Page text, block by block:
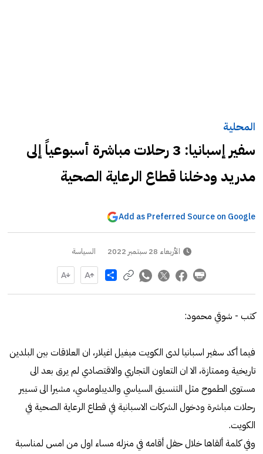
المحلية
سفير إسبانيا: 3 رحلات مباشرة أسبوعياً إلى
مدريد ودخلنا قطاع الرعاية الصحية
Add as Preferred Source on Google
الأربعاء 28 سبتمبر 2022 السياسة
Share
كتب - شوقي محمود:
فيما أكد سفير اسبانيا لدى الكويت ميغيل اغيلار، ان العلاقات بين البلدين
تاريخية وممتازة، الا ان التعاون التجاري والاقتصادي لم يرق بعد الى
مستوى الطموح مثل التنسيق السياسي والديبلوماسي، مشيرا الى تسيير
رحلات مباشرة ودخول الشركات الاسبانية في قطاع الرعاية الصحية في
الكويت.
وفي كلمة ألقاها خلال حفل أقامه في منزله مساء اول من امس لمناسبة